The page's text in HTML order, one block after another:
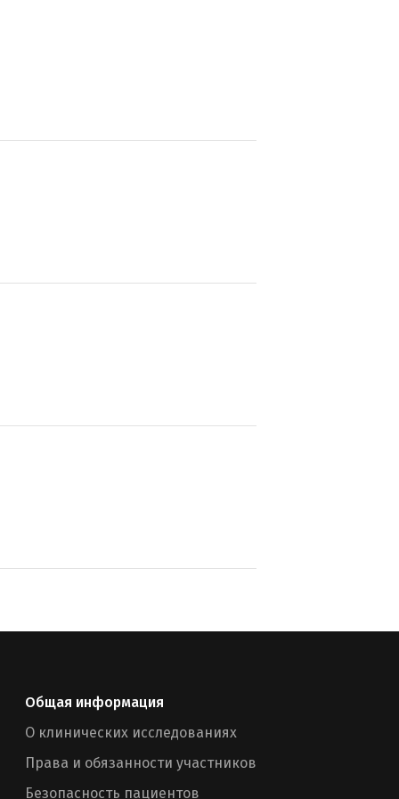
Общая информация
О клинических исследованиях
Права и обязанности участников
Безопасность пациентов